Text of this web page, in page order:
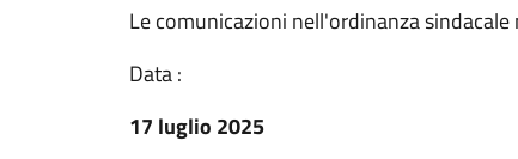
Le comunicazioni nell'ordinanza
Data :
17 luglio 2025